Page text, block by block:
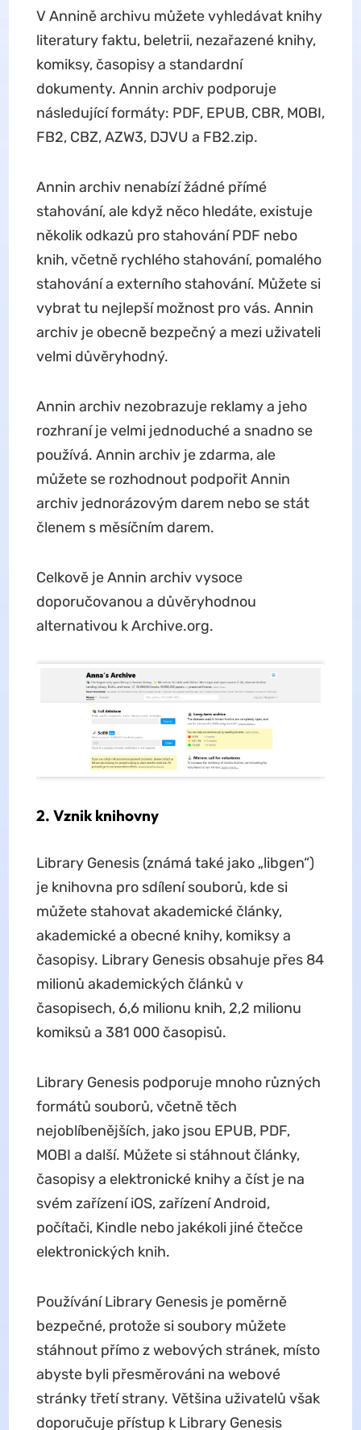
V Annině archivu můžete vyhledávat knihy
literatury faktu, beletrii, nezařazené knihy,
komiksy, časopisy a standardní
dokumenty. Annin archiv podporuje
následující formáty: PDF, EPUB, CBR, MOBI,
FB2, CBZ, AZW3, DJVU a FB2.zip.
Annin archiv nenabízí žádné přímé
stahování, ale když něco hledáte, existuje
několik odkazů pro stahování PDF nebo
knih, včetně rychlého stahování, pomalého
stahování a externího stahování. Můžete si
vybrat tu nejlepší možnost pro vás. Annin
archiv je obecně bezpečný a mezi uživateli
velmi důvěryhodný.
Annin archiv nezobrazuje reklamy a jeho
rozhraní je velmi jednoduché a snadno se
používá. Annin archiv je zdarma, ale
můžete se rozhodnout podpořit Annin
archiv jednorázovým darem nebo se stát
členem s měsíčním darem.
Celkově je Annin archiv vysoce
doporučovanou a důvěryhodnou
alternativou k Archive.org.
2. Vznik knihovny
Library Genesis (známá také jako „libgen“)
je knihovna pro sdílení souborů, kde si
můžete stahovat akademické články,
akademické a obecné knihy, komiksy a
časopisy. Library Genesis obsahuje přes 84
milionů akademických článků v
časopisech, 6,6 milionu knih, 2,2 milionu
komiksů a 381 000 časopisů.
Library Genesis podporuje mnoho různých
formátů souborů, včetně těch
nejoblíbenějších, jako jsou EPUB, PDF,
MOBI a další. Můžete si stáhnout články,
časopisy a elektronické knihy a číst je na
svém zařízení iOS, zařízení Android,
počítači, Kindle nebo jakékoli jiné čtečce
elektronických knih.
Používání Library Genesis je poměrně
bezpečné, protože si soubory můžete
stáhnout přímo z webových stránek, místo
abyste byli přesměrováni na webové
stránky třetí strany. Většina uživatelů však
doporučuje přístup k Library Genesis